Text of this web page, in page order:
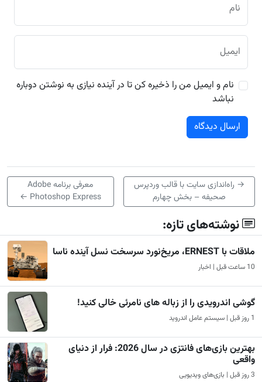
نام
ایمیل
نام و ایمیل من را ذخیره کن تا در آینده نیازی به نوشتن دوباره
نباشد
→ راه‌اندازی سایت با قالب وردپرس
صحیفه – بخش چهارم
معرفی برنامه Adobe
Photoshop Express
←
نوشته‌های تازه:
ملاقات با ERNEST، مریخ‌نورد سرسخت نسل آینده ناسا
10 ساعت قبل | اخبار
گوشی اندرویدی را از زباله های نامرئی خالی کنید!
1 روز قبل | سیستم عامل اندروید
بهترین بازی‌های فانتزی در سال 2026: فرار از دنیای
واقعی
3 روز قبل | بازی‌های ویدیویی